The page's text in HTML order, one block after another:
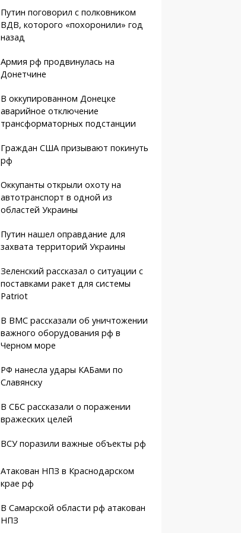
Путин поговорил с полковником
ВДВ, которого «похоронили» год
назад
Армия рф продвинулась на
Донетчине
В оккупированном Донецке
аварийное отключение
трансформаторных подстанции
Граждан США призывают покинуть
рф
Оккупанты открыли охоту на
автотранспорт в одной из
областей Украины
Путин нашел оправдание для
захвата территорий Украины
Зеленский рассказал о ситуации с
поставками ракет для системы
Patriot
В ВМС рассказали об уничтожении
важного оборудования рф в
Черном море
РФ нанесла удары КАБами по
Славянску
В СБС рассказали о поражении
вражеских целей
ВСУ поразили важные объекты рф
Атакован НПЗ в Краснодарском
крае рф
В Самарской области рф атакован
НПЗ